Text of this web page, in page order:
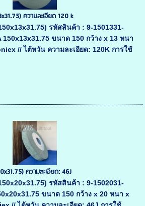
ความละเอียด 120 k
รหัสสินค้า : 9-1501331-
150x13x31.75 ขนาด 150 กว้าง x 13 หนา
// ไต้หวัน ความละเอียด: 120K การใช้
ความละเอียด: 46J
รหัสสินค้า : 9-1502031-
ขนาด 150 กว้าง x 20 หนา x